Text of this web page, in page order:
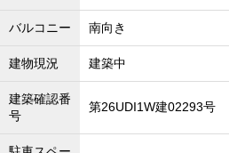
バルコニー 南向き
建物現況 建築中
建築確認番
号
第26UDI1W建02293号